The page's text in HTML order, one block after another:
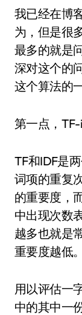
我已经在博
为，但是很
最多的就是
深对这个的
这个算法的
第一点，
TF和IDF是
词项的重复
的重要度，
中出现次数
越多也就是
重要度越低
用以评估一
中的其中一